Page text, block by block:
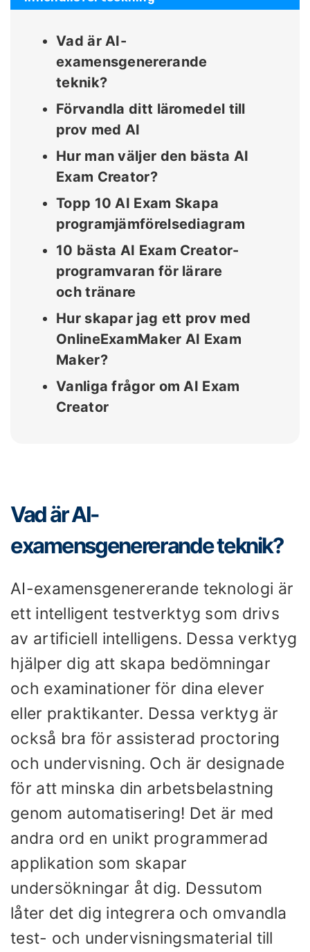
Vad är AI-
examensgenererande
teknik?
Förvandla ditt läromedel till
prov med AI
Hur man väljer den bästa AI
Exam Creator?
Topp 10 AI Exam Skapa
programjämförelsediagram
10 bästa AI Exam Creator-
programvaran för lärare
och tränare
Hur skapar jag ett prov med
OnlineExamMaker AI Exam
Maker?
Vanliga frågor om AI Exam
Creator
Vad är AI-
examensgenererande teknik?
AI-examensgenererande teknologi är
ett intelligent testverktyg som drivs
av artificiell intelligens. Dessa verktyg
hjälper dig att skapa bedömningar
och examinationer för dina elever
eller praktikanter. Dessa verktyg är
också bra för assisterad proctoring
och undervisning. Och är designade
för att minska din arbetsbelastning
genom automatisering! Det är med
andra ord en unikt programmerad
applikation som skapar
undersökningar åt dig. Dessutom
låter det dig integrera och omvandla
test- och undervisningsmaterial till